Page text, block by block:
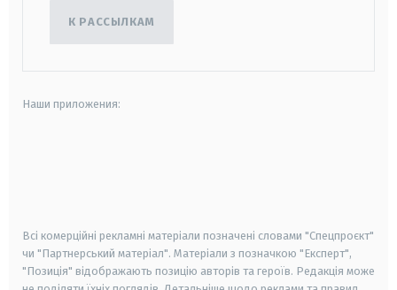
К РАССЫЛКАМ
Наши приложения:
Всі комерційні рекламні матеріали позначені словами "Спецпроєкт"
чи "Партнерський матеріал". Матеріали з позначкою "Експерт",
"Позиція" відображають позицію авторів та героїв. Редакція може